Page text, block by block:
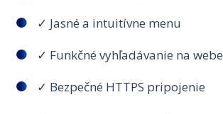
✓ Jasné a intuitívne menu
✓ Funkčné vyhľadávanie na webe
✓ Bezpečné HTTPS pripojenie